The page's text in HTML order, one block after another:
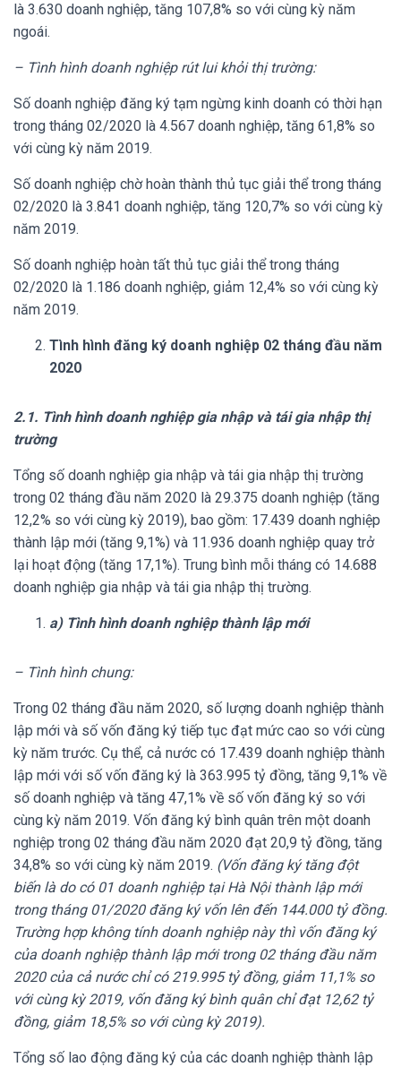
là 3.630 doanh nghiệp, tăng 107,8% so với cùng kỳ năm
ngoái.
– Tình hình doanh nghiệp rút lui khỏi thị trường:
Số doanh nghiệp đăng ký tạm ngừng kinh doanh có thời hạn
trong tháng 02/2020 là 4.567 doanh nghiệp, tăng 61,8% so
với cùng kỳ năm 2019.
Số doanh nghiệp chờ hoàn thành thủ tục giải thể trong tháng
02/2020 là 3.841 doanh nghiệp, tăng 120,7% so với cùng kỳ
năm 2019.
Số doanh nghiệp hoàn tất thủ tục giải thể trong tháng
02/2020 là 1.186 doanh nghiệp, giảm 12,4% so với cùng kỳ
năm 2019.
Tình hình đăng ký doanh nghiệp 02 tháng đầu năm
2020
2.1. Tình hình doanh nghiệp gia nhập và tái gia nhập thị
trường
Tổng số doanh nghiệp gia nhập và tái gia nhập thị trường
trong 02 tháng đầu năm 2020 là 29.375 doanh nghiệp (tăng
12,2% so với cùng kỳ 2019), bao gồm: 17.439 doanh nghiệp
thành lập mới (tăng 9,1%) và 11.936 doanh nghiệp quay trở
lại hoạt động (tăng 17,1%). Trung bình mỗi tháng có 14.688
doanh nghiệp gia nhập và tái gia nhập thị trường.
a) Tình hình doanh nghiệp thành lập mới
– Tình hình chung:
Trong 02 tháng đầu năm 2020, số lượng doanh nghiệp thành
lập mới và số vốn đăng ký tiếp tục đạt mức cao so với cùng
kỳ năm trước. Cụ thể, cả nước có 17.439 doanh nghiệp thành
lập mới với số vốn đăng ký là 363.995 tỷ đồng, tăng 9,1% về
số doanh nghiệp và tăng 47,1% về số vốn đăng ký so với
cùng kỳ năm 2019. Vốn đăng ký bình quân trên một doanh
nghiệp trong 02 tháng đầu năm 2020 đạt 20,9 tỷ đồng, tăng
34,8% so với cùng kỳ năm 2019. (Vốn đăng ký tăng đột
biến là do có 01 doanh nghiệp tại Hà Nội thành lập mới
trong tháng 01/2020 đăng ký vốn lên đến 144.000 tỷ đồng.
Trường hợp không tính doanh nghiệp này thì vốn đăng ký
của doanh nghiệp thành lập mới trong 02 tháng đầu năm
2020 của cả nước chỉ có 219.995 tỷ đồng, giảm 11,1% so
với cùng kỳ 2019, vốn đăng ký bình quân chỉ đạt 12,62 tỷ
đồng, giảm 18,5% so với cùng kỳ 2019).
Tổng số lao động đăng ký của các doanh nghiệp thành lập